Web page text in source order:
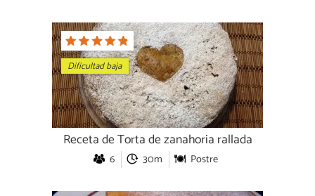
Dificultad baja
Receta de Torta de zanahoria rallada
6 30m Postre